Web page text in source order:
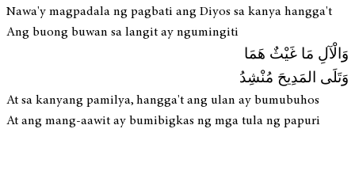
Nawa'y magpadala ng pagbati ang Diyos sa kanya hangga't
Ang buong buwan sa langit ay ngumingiti
وَالْآلِ مَا غَيْثٌ هَمَا
وَتَلَى المَدِيحَ مُنْشِدُ
At sa kanyang pamilya, hangga't ang ulan ay bumubuhos
At ang mang-aawit ay bumibigkas ng mga tula ng papuri